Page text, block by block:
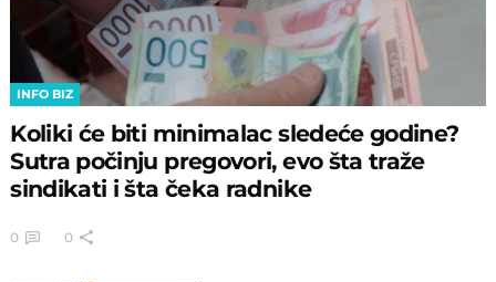
INFO BIZ
Koliki će biti minimalac sledeće godine?
Sutra počinju pregovori, evo šta traže
sindikati i šta čeka radnike
0 0